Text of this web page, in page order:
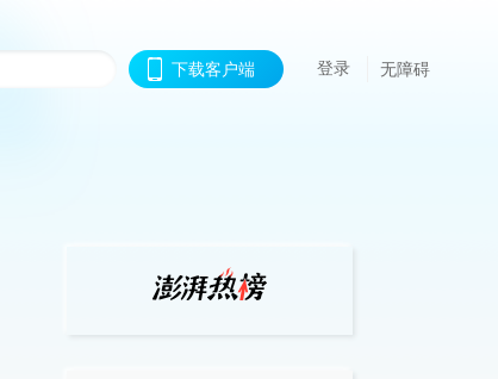
下载客户端 登录 无障碍